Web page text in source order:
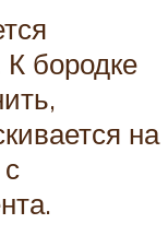
К бородке
на